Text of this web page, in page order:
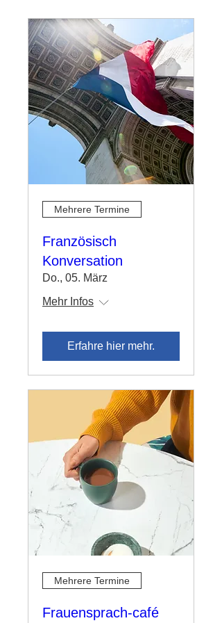
Mehrere Termine
Französisch
Konversation
Do., 05. März
Mehr Infos
Erfahre hier mehr.
Mehrere Termine
Frauensprach-café